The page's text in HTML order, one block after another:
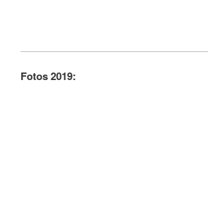
Fotos 2019: